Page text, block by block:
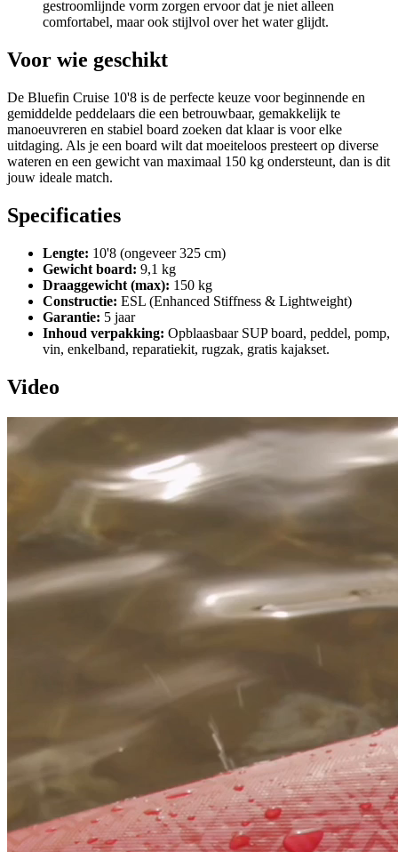
gestroomlijnde vorm zorgen ervoor dat je niet alleen
comfortabel, maar ook stijlvol over het water glijdt.
Voor wie geschikt
De Bluefin Cruise 10'8 is de perfecte keuze voor beginnende en
gemiddelde peddelaars die een betrouwbaar, gemakkelijk te
manoeuvreren en stabiel board zoeken dat klaar is voor elke
uitdaging. Als je een board wilt dat moeiteloos presteert op diverse
wateren en een gewicht van maximaal 150 kg ondersteunt, dan is dit
jouw ideale match.
Specificaties
Lengte: 10'8 (ongeveer 325 cm)
Gewicht board: 9,1 kg
Draaggewicht (max): 150 kg
Constructie: ESL (Enhanced Stiffness & Lightweight)
Garantie: 5 jaar
Inhoud verpakking: Opblaasbaar SUP board, peddel, pomp,
vin, enkelband, reparatiekit, rugzak, gratis kajakset.
Video